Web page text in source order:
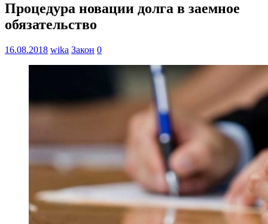
Процедура новации долга в заемное
обязательство
16.08.2018 wika Закон 0